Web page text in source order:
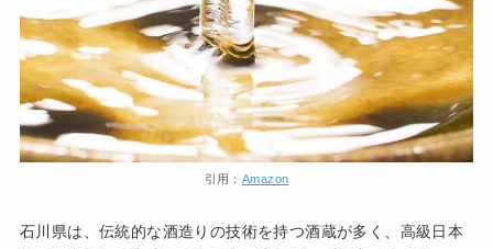
引用： Amazon
石川県は、伝統的な酒造りの技術を持つ酒蔵が多く、高級日本